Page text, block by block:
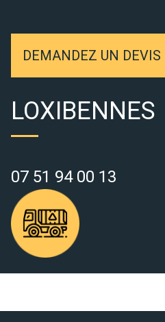
DEMANDEZ UN DEVIS
LOXIBENNES
07 51 94 00 13